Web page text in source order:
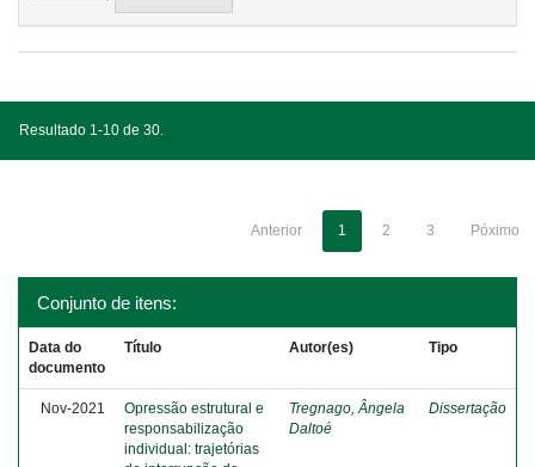
Resultado 1-10 de 30.
Anterior 1 2 3 Póximo
Conjunto de itens:
Data do
documento
Título Autor(es) Tipo
Nov-2021
Opressão estrutural e
responsabilização
individual: trajetórias
Tregnago, Ângela
Daltoé
Dissertação